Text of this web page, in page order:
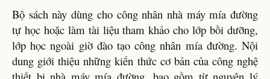
Bộ sách này dùng cho công nhân nhà máy mía đường
tự học hoặc làm tài liệu tham khảo cho lớp bồi dưỡng,
lớp học ngoài giờ đào tạo công nhân mía đường. Nội
dung giới thiệu những kiến thức cơ bản của công nghệ